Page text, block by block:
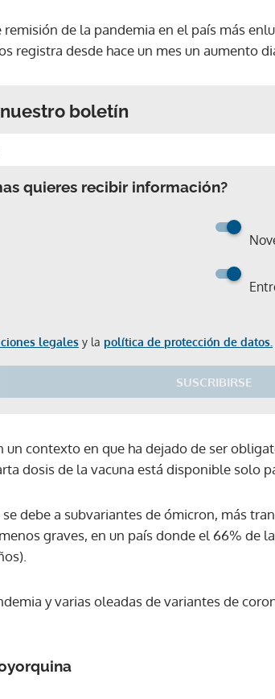
remisión de la pandemia en el país más
registra desde hace un mes un aumento
boletín
quieres recibir información?
legales y la política de protección de datos.
SUSCRIBIRSE
un contexto en que ha dejado de ser
dosis de la vacuna está disponible solo
debe a subvariantes de ómicron, más
graves, en un país donde el 66% de
y varias oleadas de variantes de